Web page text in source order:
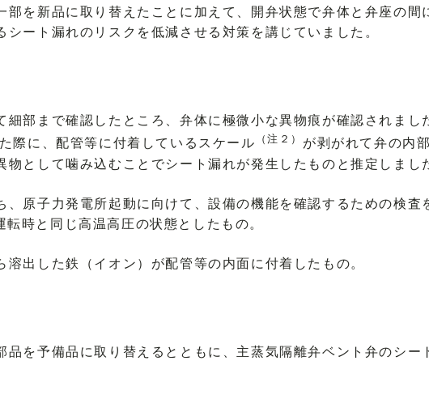
部を新品に取り替えたことに加えて、開弁状態で弁体と弁座の間
シート漏れのリスクを低減させる対策を講じていました。
細部まで確認したところ、弁体に極微小な異物痕が確認されまし
際に、配管等に付着しているスケール （注２） が剥がれて弁の内
物として噛み込むことでシート漏れが発生したものと推定しまし
、原子力発電所起動に向けて、設備の機能を確認するための検
転時と同じ高温高圧の状態としたもの。
溶出した鉄（イオン）が配管等の内面に付着したもの。
品を予備品に取り替えるとともに、主蒸気隔離弁ベント弁のシー